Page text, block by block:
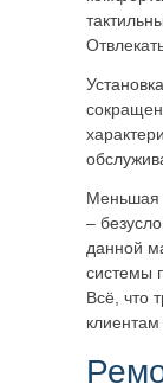
Меньшая
–
данной
системы
Всё, что